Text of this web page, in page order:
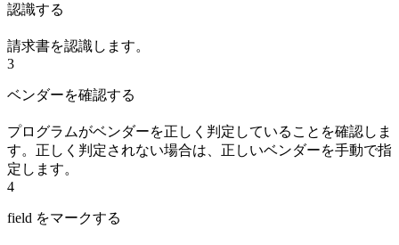
認識する
請求書を認識します。
3
ベンダーを確認する
プログラムがベンダーを正しく判定していることを確認しま
す。正しく判定されない場合は、正しいベンダーを手動で指
定します。
4
field をマークする